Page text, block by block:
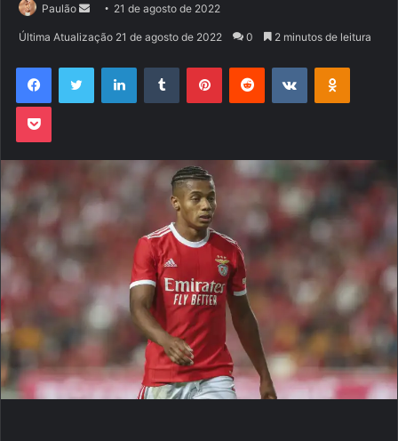
Paulão
Mande
mail
21 de agosto de 2022
Última Atualização 21 de agosto de 2022 0 2 minutos de leitura
FacebookTwitter LinkedinTumblr PinterestReddit VK OK
Pocket